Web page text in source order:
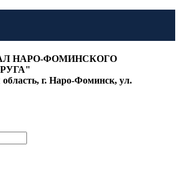
НАРО-ФОМИНСКОГО
г. Наро-Фоминск, ул.